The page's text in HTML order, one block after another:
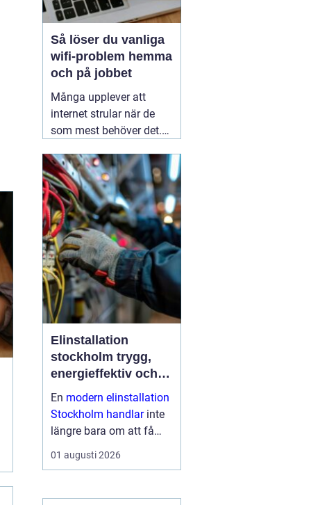
Så löser du vanliga
wifi-problem hemma
och på jobbet
Många upplever att
internet strular när de
som mest behöver det.
videos hackar och
uppkopplingen faller
bort utan förvarning.
Ofta handlar det inte om
att internetleverantören
är dålig, utan01 augusti
2026
Elinstallation
stockholm trygg,
energieffektiv och
framtidssäker el i
företagslokaler
En modern elinstallation
Stockholm handlarinte
längre bara om att få
belysning och uttag på
rätt plats. För företag i
elen en central del av
01 augusti 2026